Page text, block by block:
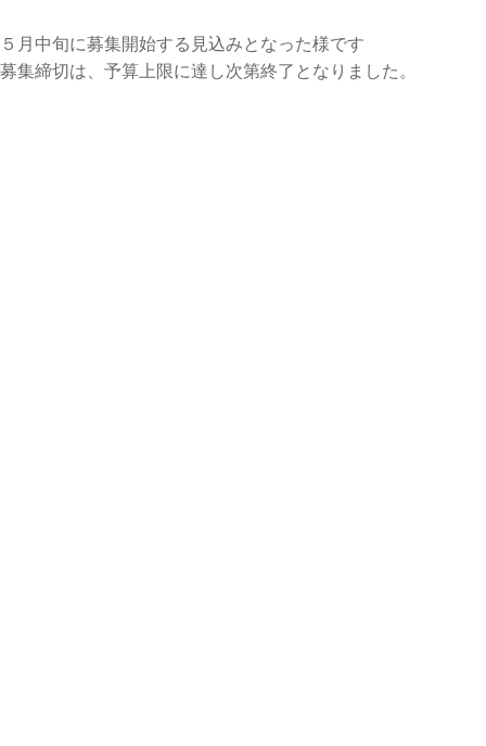
５月中旬に募集開始する見込みとなった様です
募集締切は、予算上限に達し次第終了となりました。